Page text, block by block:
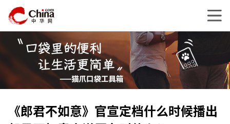
《郎君不如意》官宣定档什么时候播出